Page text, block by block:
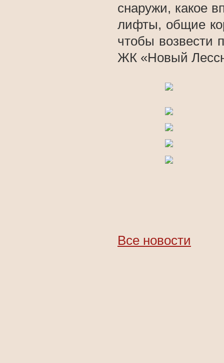
снаружи, какое
лифты, общие
чтобы возвести
ЖК «Новый
Все новости